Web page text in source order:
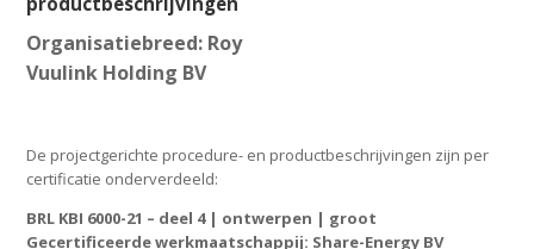
Organisatiebreed: Roy
Vuulink Holding BV
De projectgerichte procedure- en productbeschrijvingen zijn per
certificatie onderverdeeld:
BRL KBI 6000-21 – deel 4 | ontwerpen | groot
Gecertificeerde werkmaatschappij: Share-Energy BV